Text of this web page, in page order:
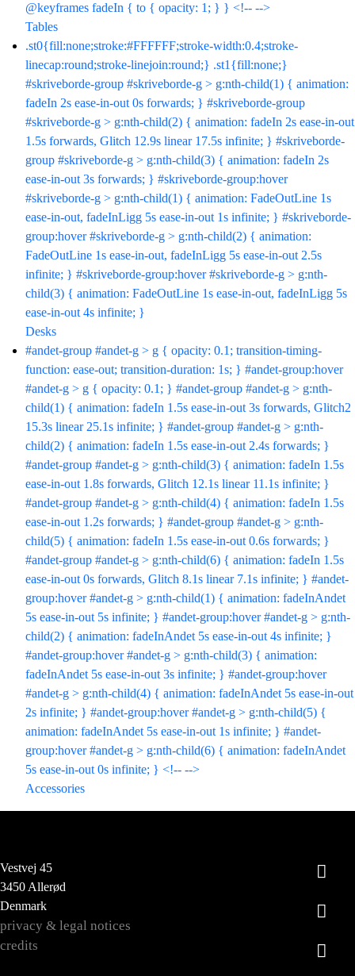
@keyframes fadeIn { to { opacity: 1; } } <!-- -->
Tables
.st0{fill:none;stroke:#FFFFFF;stroke-width:0.4;stroke-
linecap:round;stroke-linejoin:round;} .st1{fill:none;}
#skriveborde-group #skriveborde-g > g:nth-child(1) { animation:
fadeIn 2s ease-in-out 0s forwards; } #skriveborde-group
#skriveborde-g > g:nth-child(2) { animation: fadeIn 2s ease-in-out
1.5s forwards, Glitch 12.9s linear 17.5s infinite; } #skriveborde-
group #skriveborde-g > g:nth-child(3) { animation: fadeIn 2s
ease-in-out 3s forwards; } #skriveborde-group:hover
#skriveborde-g > g:nth-child(1) { animation: FadeOutLine 1s
ease-in-out, fadeInLigg 5s ease-in-out 1s infinite; } #skriveborde-
group:hover #skriveborde-g > g:nth-child(2) { animation:
FadeOutLine 1s ease-in-out, fadeInLigg 5s ease-in-out 2.5s
infinite; } #skriveborde-group:hover #skriveborde-g > g:nth-
child(3) { animation: FadeOutLine 1s ease-in-out, fadeInLigg 5s
ease-in-out 4s infinite; }
Desks
#andet-group #andet-g > g { opacity: 0.1; transition-timing-
function: ease-out; transition-duration: 1s; } #andet-group:hover
#andet-g > g { opacity: 0.1; } #andet-group #andet-g > g:nth-
child(1) { animation: fadeIn 1.5s ease-in-out 3s forwards, Glitch2
15.3s linear 25.1s infinite; } #andet-group #andet-g > g:nth-
child(2) { animation: fadeIn 1.5s ease-in-out 2.4s forwards; }
#andet-group #andet-g > g:nth-child(3) { animation: fadeIn 1.5s
ease-in-out 1.8s forwards, Glitch 12.1s linear 11.1s infinite; }
#andet-group #andet-g > g:nth-child(4) { animation: fadeIn 1.5s
ease-in-out 1.2s forwards; } #andet-group #andet-g > g:nth-
child(5) { animation: fadeIn 1.5s ease-in-out 0.6s forwards; }
#andet-group #andet-g > g:nth-child(6) { animation: fadeIn 1.5s
ease-in-out 0s forwards, Glitch 8.1s linear 7.1s infinite; } #andet-
group:hover #andet-g > g:nth-child(1) { animation: fadeInAndet
5s ease-in-out 5s infinite; } #andet-group:hover #andet-g > g:nth-
child(2) { animation: fadeInAndet 5s ease-in-out 4s infinite; }
#andet-group:hover #andet-g > g:nth-child(3) { animation:
fadeInAndet 5s ease-in-out 3s infinite; } #andet-group:hover
#andet-g > g:nth-child(4) { animation: fadeInAndet 5s ease-in-out
2s infinite; } #andet-group:hover #andet-g > g:nth-child(5) {
animation: fadeInAndet 5s ease-in-out 1s infinite; } #andet-
group:hover #andet-g > g:nth-child(6) { animation: fadeInAndet
5s ease-in-out 0s infinite; } <!-- -->
Accessories
Vestvej 45
3450 Allerød
Denmark
privacy & legal notices
credits